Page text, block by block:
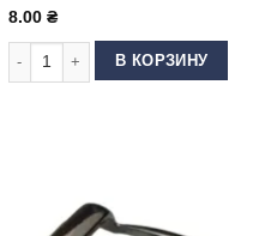
с плоским язычком 50 мм Никель
8.00 ₴
Количество товара Пряжка для
В КОРЗИНУ